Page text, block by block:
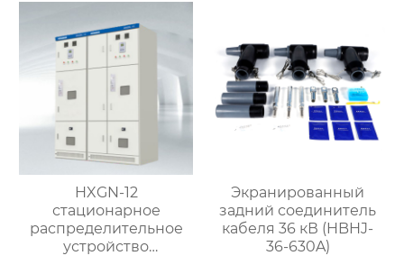
HXGN-12
стационарное
распределительное
устройство
Экранированный
задний соединитель
кабеля 36 кВ (HBHJ-
36-630A)